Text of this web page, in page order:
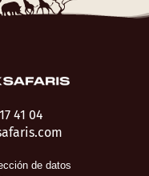
41 04
de datos